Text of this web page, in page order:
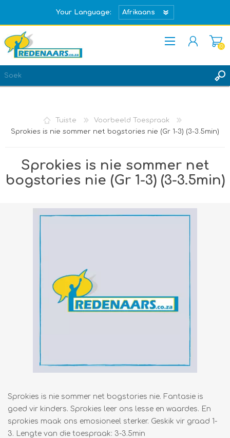
Your Language:
REGISTREER
(0)
Tuiste
Voorbeeld Toespraak
Sprokies is nie sommer net bogstories nie (Gr 1-3) (3-3.5min)
Sprokies is nie sommer net
bogstories nie (Gr 1-3) (3-3.5min)
Sprokies is nie sommer net bogstories nie. Fantasie is
goed vir kinders. Sprokies leer ons lesse en waardes. En
sprokies maak ons emosioneel sterker. Geskik vir graad 1-
3. Lengte van die toespraak: 3-3.5min